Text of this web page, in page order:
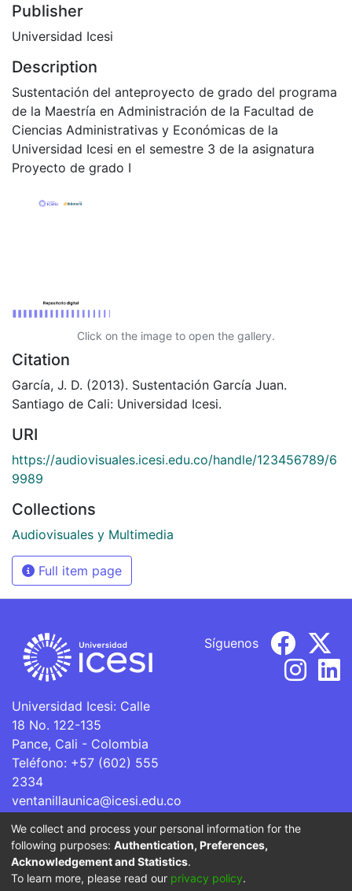
Publisher
Universidad Icesi
Description
Sustentación del anteproyecto de grado del programa
de la Maestría en Administración de la Facultad de
Ciencias Administrativas y Económicas de la
Universidad Icesi en el semestre 3 de la asignatura
Proyecto de grado I
Click on the image to open the gallery.
Citation
García, J. D. (2013). Sustentación García Juan.
Santiago de Cali: Universidad Icesi.
URI
https://audiovisuales.icesi.edu.co/handle/123456789/6
9989
Collections
Audiovisuales y Multimedia
Full item page
Universidad Icesi: Calle
18 No. 122-135
Pance, Cali - Colombia
Teléfono: +57 (602) 555
2334
ventanillaunica@icesi.edu.co
Síguenos
La Universidad Icesi es una Institución de Educación
Superior que se encuentra sujeta a inspección y vigilancia
por parte del Ministerio de Educación Nacional.
We collect and process your personal information for the
following purposes: Authentication, Preferences,
Acknowledgement and Statistics.
To learn more, please read our privacy policy.